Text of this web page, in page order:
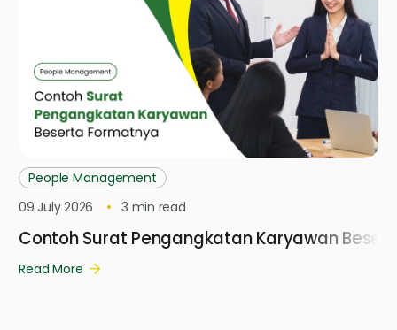
People Management
09 July 2026
3 min read
Contoh Surat Pengangkatan Karyawan
Read More